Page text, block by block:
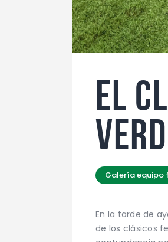
EL
Galería equipo
En la tarde de
de los clásicos